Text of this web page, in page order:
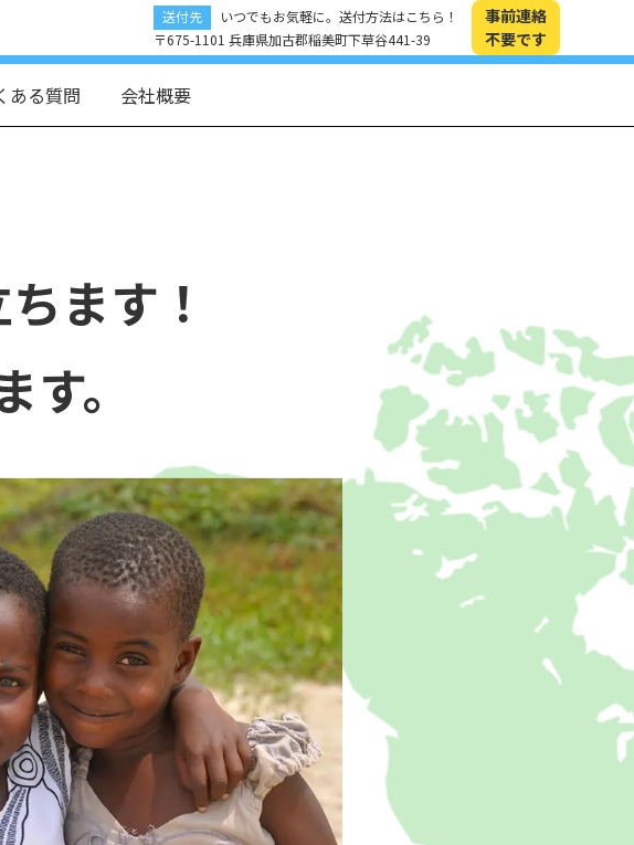
送付先
いつでもお気軽に。送付方法はこちら！
〒675-1101 兵庫県加古郡稲美町下草谷441-39
事前連絡
不要です
ある質問 会社概要
ます！
。